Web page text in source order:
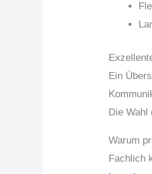
Ein
Die Wahl
Warum
Fachlich